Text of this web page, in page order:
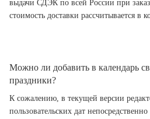
выдачи СДЭК по всей России при
стоимость доставки рассчитывается в
Можно ли добавить в календарь
праздники?
К сожалению, в текущей версии
пользовательских дат